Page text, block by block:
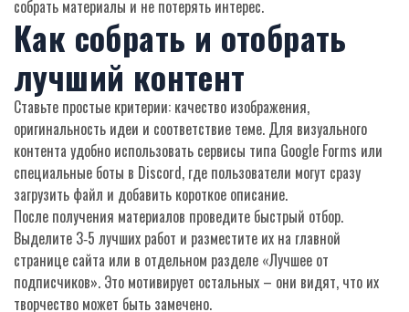
собрать материалы и не потерять интерес.
Как собрать и отобрать
лучший контент
Ставьте простые критерии: качество изображения,
оригинальность идеи и соответствие теме. Для визуального
контента удобно использовать сервисы типа Google Forms или
специальные боты в Discord, где пользователи могут сразу
загрузить файл и добавить короткое описание.
После получения материалов проведите быстрый отбор.
Выделите 3‑5 лучших работ и разместите их на главной
странице сайта или в отдельном разделе «Лучшее от
подписчиков». Это мотивирует остальных – они видят, что их
творчество может быть замечено.